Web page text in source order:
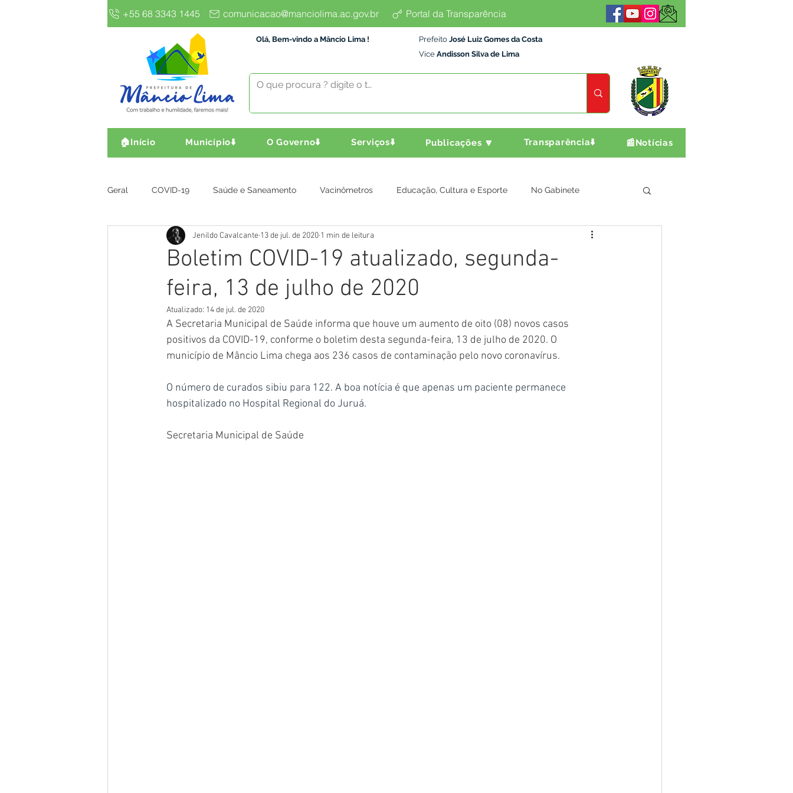
+55 68 3343 1445 comunicacao@manciolima.ac.gov.br Portal da Transparência
Olá, Bem-vindo a Mâncio Lima ! Prefeito José Luiz Gomes da Costa
Vice Andisson Silva de Lima
🏠Início Município⬇️ O Governo⬇️ Serviços⬇️ Publicações 🔽 Transparência⬇️ 📰Notícias
Geral COVID-19 Saúde e Saneamento Vacinômetros Educação, Cultura e Esporte No Gabinete
Gestão e Finanças Infra, Obra e Transporte Assistência Social Agricultura e Produção
Meio Ambiente Concursos Comunicado Aniversário Defesa Civil
POSSE Institucional e Governo Meio Ambiente e Turismo
Boletim COVID-19 atualizado, segunda-
feira, 13 de julho de 2020
Jenildo Cavalcante 13 de jul. de 2020 1 min de leitura
Atualizado: 14 de jul. de 2020
A Secretaria Municipal de Saúde informa que houve um aumento de oito (08) novos casos
positivos da COVID-19, conforme o boletim desta segunda-feira, 13 de julho de 2020. O
município de Mâncio Lima chega aos 236 casos de contaminação pelo novo coronavírus.
O número de curados sibiu para 122. A boa notícia é que apenas um paciente permanece
hospitalizado no Hospital Regional do Juruá.
Secretaria Municipal de Saúde